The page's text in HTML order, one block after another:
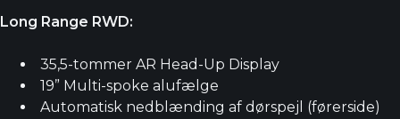
Long Range RWD:
35,5-tommer AR Head-Up Display
19” Multi-spoke alufælge
Automatisk nedblænding af dørspejl (førerside)